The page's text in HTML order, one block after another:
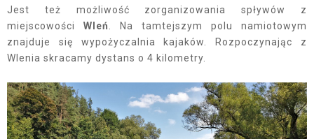
Jest też możliwość zorganizowania spływów z
miejscowości Wleń. Na tamtejszym polu namiotowym
znajduje się wypożyczalnia kajaków. Rozpoczynając z
Wlenia skracamy dystans o 4 kilometry.